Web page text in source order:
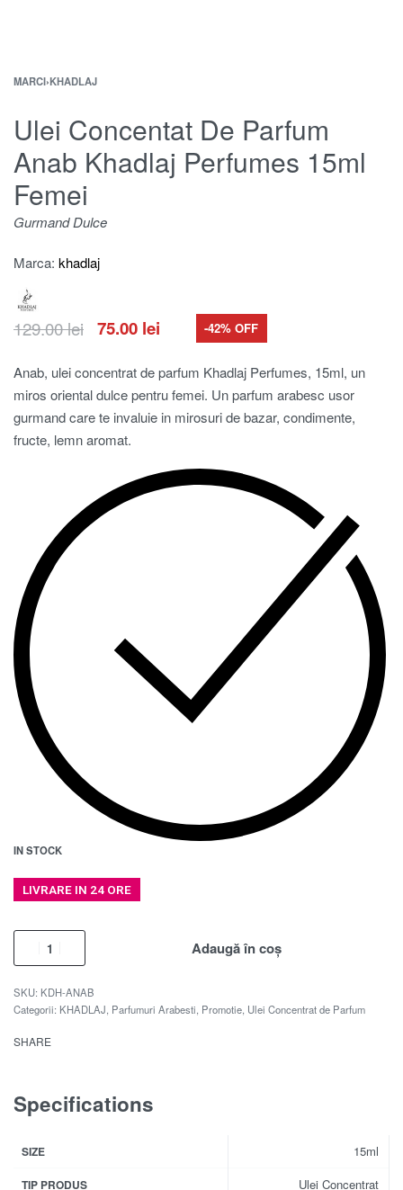
MARCI›KHADLAJ
Ulei Concentat De Parfum
Anab Khadlaj Perfumes 15ml
Femei
Gurmand Dulce
Marca: khadlaj
129.00lei 75.00 lei -42% OFF
Anab, ulei concentrat de parfum Khadlaj Perfumes, 15ml, un
miros oriental dulce pentru femei. Un parfum arabesc usor
gurmand care te invaluie in mirosuri de bazar, condimente,
fructe, lemn aromat.
IN STOCK
LIVRARE IN 24 ORE
Adaugă în coș
KDH-ANAB
Categorii: KHADLAJ, Parfumuri Arabesti, Promotie, Ulei Concentrat de Parfum
SHARE
Specifications
SIZE 15ml
TIP PRODUS Ulei Concentrat